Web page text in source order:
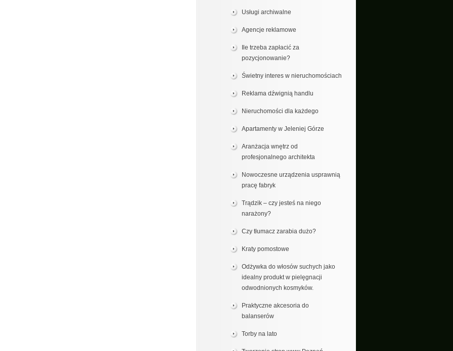
Usługi archiwalne
Agencje reklamowe
Ile trzeba zapłacić za
pozycjonowanie?
Świetny interes w nieruchomościach
Reklama dźwignią handlu
Nieruchomości dla każdego
Apartamenty w Jeleniej Górze
Aranżacja wnętrz od
profesjonalnego architekta
Nowoczesne urządzenia usprawnią
pracę fabryk
Trądzik – czy jesteś na niego
narażony?
Czy tłumacz zarabia dużo?
Kraty pomostowe
Odżywka do włosów suchych jako
idealny produkt w pielęgnacji
odwodnionych kosmyków.
Praktyczne akcesoria do
balanserów
Torby na lato